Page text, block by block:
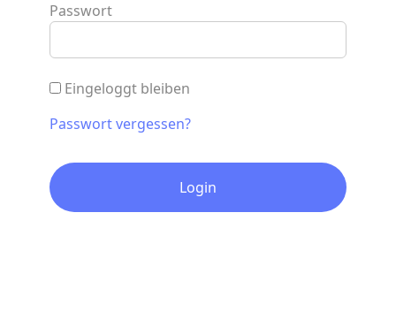
Passwort
Eingeloggt bleiben
Passwort vergessen?